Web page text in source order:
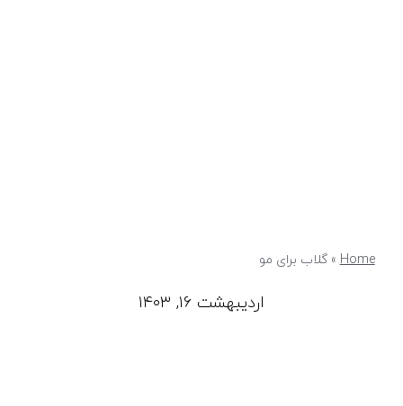
Home
»گلاب برای مو
اردیبهشت ۱۶, ۱۴۰۳